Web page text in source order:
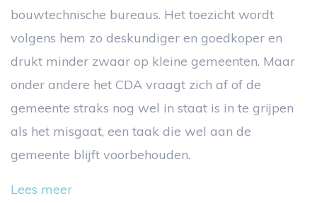
bouwtechnische bureaus. Het toezicht wordt
volgens hem zo deskundiger en goedkoper en
drukt minder zwaar op kleine gemeenten. Maar
onder andere het CDA vraagt zich af of de
gemeente straks nog wel in staat is in te grijpen
als het misgaat, een taak die wel aan de
gemeente blijft voorbehouden.
Lees meer